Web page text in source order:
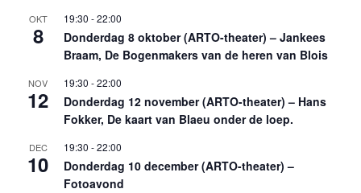
OKT
8
19:30 -22:00
Donderdag 8 oktober (ARTO-theater) – Jankees
Braam, De Bogenmakers van de heren van Blois
NOV
12
19:30 -22:00
Donderdag 12 november (ARTO-theater) – Hans
Fokker, De kaart van Blaeu onder de loep.
DEC
10
19:30 -22:00
Donderdag 10 december (ARTO-theater) –
Fotoavond